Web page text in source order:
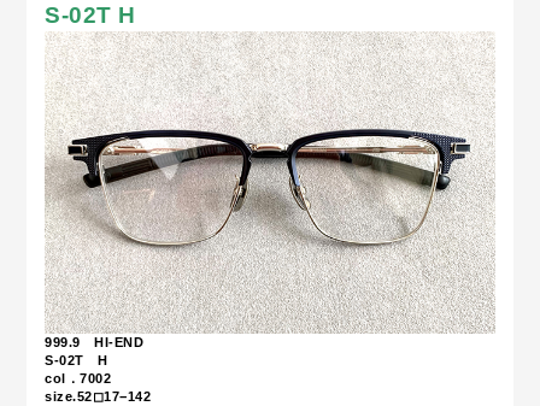
S-02T H
999.9 HI-END
S-02T H
col．7002
size.52◻︎17−142